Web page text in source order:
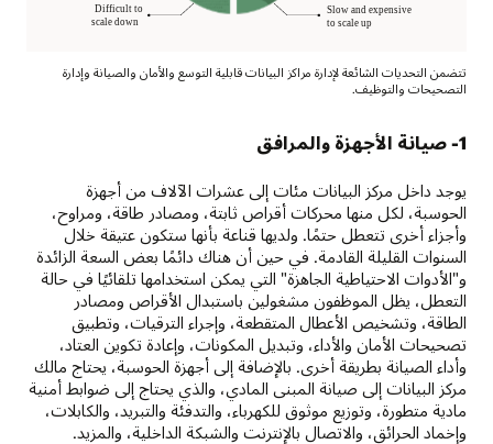
تتضمن التحديات الشائعة لإدارة مراكز البيانات قابلية التوسع والأمان والصيانة وإدارة
التصحيحات والتوظيف.
1- صيانة الأجهزة والمرافق
يوجد داخل مركز البيانات مئات إلى عشرات الآلاف من أجهزة
الحوسبة، لكل منها محركات أقراص ثابتة، ومصادر طاقة، ومراوح،
وأجزاء أخرى تتعطل حتمًا. ولديها قناعة بأنها ستكون عتيقة خلال
السنوات القليلة القادمة. في حين أن هناك دائمًا بعض السعة الزائدة
و"الأدوات الاحتياطية الجاهزة" التي يمكن استخدامها تلقائيًا في حالة
التعطل، يظل الموظفون مشغولين باستبدال الأقراص ومصادر
الطاقة، وتشخيص الأعطال المتقطعة، وإجراء الترقيات، وتطبيق
تصحيحات الأمان والأداء، وتبديل المكونات، وإعادة تكوين العتاد،
وأداء الصيانة بطريقة أخرى. بالإضافة إلى أجهزة الحوسبة، يحتاج مالك
مركز البيانات إلى صيانة المبنى المادي، والذي يحتاج إلى ضوابط أمنية
مادية متطورة، وتوزيع موثوق للكهرباء، والتدفئة والتبريد، والكابلات،
وإخماد الحرائق، والاتصال بالإنترنت والشبكة الداخلية، والمزيد.